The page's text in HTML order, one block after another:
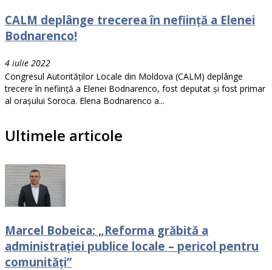
CALM deplânge trecerea în neființă a Elenei
Bodnarenco!
4 iulie 2022
Congresul Autorităților Locale din Moldova (CALM) deplânge
trecere în neființă a Elenei Bodnarenco, fost deputat și fost primar
al orașului Soroca. Elena Bodnarenco a...
Ultimele articole
Marcel Bobeica: „Reforma grăbită a
administrației publice locale – pericol pentru
comunități”